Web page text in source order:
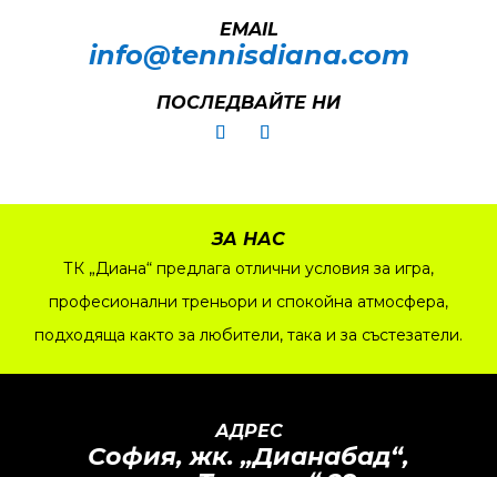
EMAIL
info@tennisdiana.com
ПОСЛЕДВАЙТЕ НИ
ЗА НАС
ТК „Диана“ предлага отлични условия за игра,
професионални треньори и спокойна атмосфера,
подходяща както за любители, така и за състезатели.
АДРЕС
София, жк. „Дианабад“,